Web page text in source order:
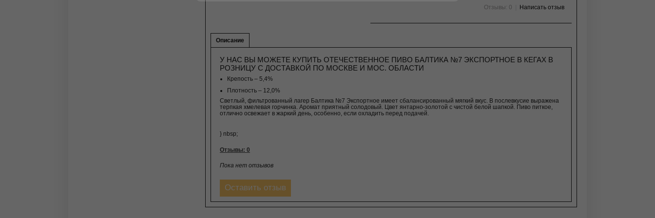
Отзывы: 0 Написать отзыв
Описание
У НАС ВЫ МОЖЕТЕ КУПИТЬ ОТЕЧЕСТВЕННОЕ ПИВО БАЛТИКА №7 ЭКСПОРТНОЕ В КЕГАХ В
РОЗНИЦУ С ДОСТАВКОЙ ПО МОСКВЕ И МОС. ОБЛАСТИ
Крепость – 5,4%
Плотность – 12,0%
Светлый, фильтрованный лагер Балтика №7 Экспортное имеет сбалансированный мягкий вкус. В послевкусие выражена
терпкая хмелевая горчинка. Аромат приятный солодовый. Цвет янтарно-золотой с чистой белой шапкой. Пиво питкое,
отлично освежает в жаркий день, особенно, если охладить перед подачей.
} nbsp;
Отзывы: 0
Пока нет отзывов
Оставить отзыв